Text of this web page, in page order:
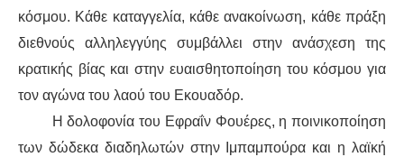
κόσμου. Κάθε καταγγελία, κάθε ανακοίνωση, κάθε πράξη
διεθνούς αλληλεγγύης συμβάλλει στην ανάσχεση της
κρατικής βίας και στην ευαισθητοποίηση του κόσμου για
τον αγώνα του λαού του Εκουαδόρ.
Η δολοφονία του Εφραΐν Φουέρες, η ποινικοποίηση
των δώδεκα διαδηλωτών στην Ιμπαμπούρα και η λαϊκή